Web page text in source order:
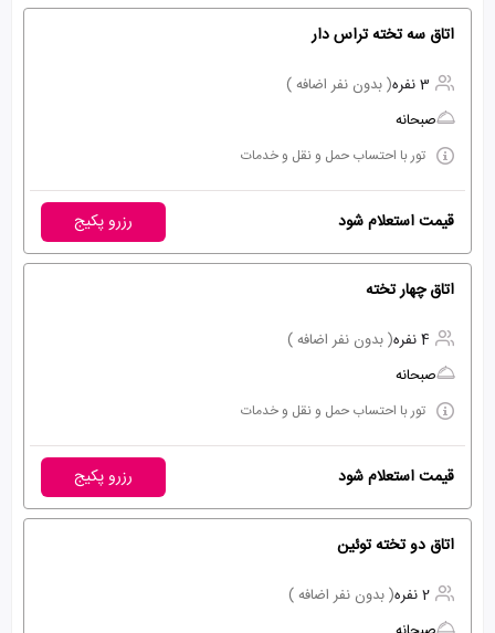
اتاق سه تخته تراس دار
3 نفره
( بدون نفر اضافه )
صبحانه
تور با احتساب حمل و نقل و خدمات
قیمت استعلام شود رزرو پکیج
اتاق چهار تخته
4 نفره
( بدون نفر اضافه )
صبحانه
تور با احتساب حمل و نقل و خدمات
قیمت استعلام شود رزرو پکیج
اتاق دو تخته توئین
2 نفره
( بدون نفر اضافه )